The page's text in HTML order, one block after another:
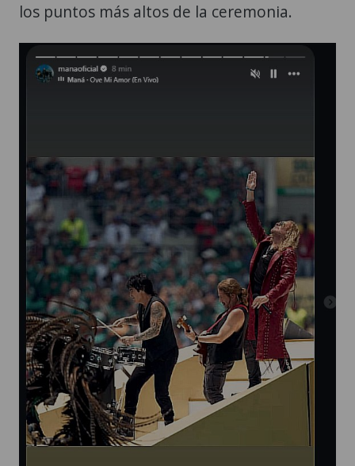
los puntos más altos de la ceremonia.